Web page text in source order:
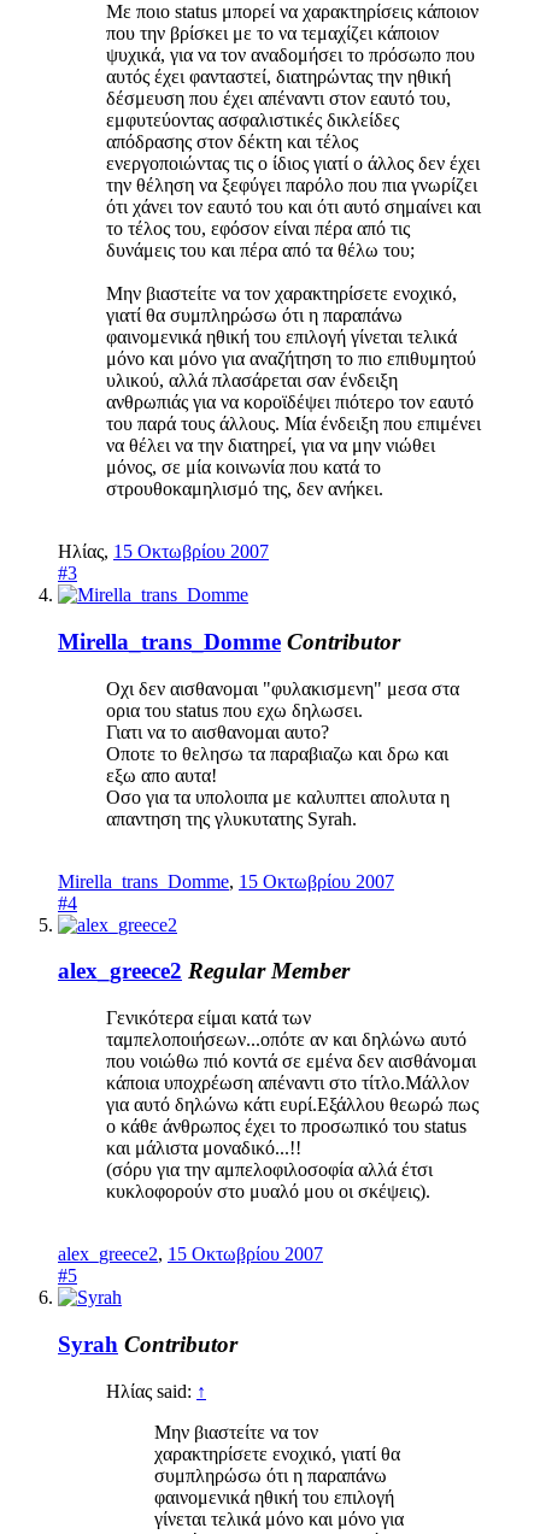
Με ποιο status μπορεί να χαρακτηρίσεις κάποιον
που την βρίσκει με το να τεμαχίζει κάποιον
ψυχικά, για να τον αναδομήσει το πρόσωπο που
αυτός έχει φανταστεί, διατηρώντας την ηθική
δέσμευση που έχει απέναντι στον εαυτό του,
εμφυτεύοντας ασφαλιστικές δικλείδες
απόδρασης στον δέκτη και τέλος
ενεργοποιώντας τις ο ίδιος γιατί ο άλλος δεν έχει
την θέληση να ξεφύγει παρόλο που πια γνωρίζει
ότι χάνει τον εαυτό του και ότι αυτό σημαίνει και
το τέλος του, εφόσον είναι πέρα από τις
δυνάμεις του και πέρα από τα θέλω του;
Μην βιαστείτε να τον χαρακτηρίσετε ενοχικό,
γιατί θα συμπληρώσω ότι η παραπάνω
φαινομενικά ηθική του επιλογή γίνεται τελικά
μόνο και μόνο για αναζήτηση το πιο επιθυμητού
υλικού, αλλά πλασάρεται σαν ένδειξη
ανθρωπιάς για να κοροϊδέψει πιότερο τον εαυτό
του παρά τους άλλους. Μία ένδειξη που επιμένει
να θέλει να την διατηρεί, για να μην νιώθει
μόνος, σε μία κοινωνία που κατά το
στρουθοκαμηλισμό της, δεν ανήκει.
Ηλίας, 15 Οκτωβρίου 2007
#3
Mirella_trans_Domme Contributor
Οχι δεν αισθανομαι "φυλακισμενη" μεσα στα
ορια του status που εχω δηλωσει.
Γιατι να το αισθανομαι αυτο?
Οποτε το θελησω τα παραβιαζω και δρω και
εξω απο αυτα!
Οσο για τα υπολοιπα με καλυπτει απολυτα η
απαντηση της γλυκυτατης Syrah.
Mirella_trans_Domme, 15 Οκτωβρίου 2007
#4
alex_greece2 Regular Member
Γενικότερα είμαι κατά των
ταμπελοποιήσεων...οπότε αν και δηλώνω αυτό
που νοιώθω πιό κοντά σε εμένα δεν αισθάνομαι
κάποια υποχρέωση απέναντι στο τίτλο.Μάλλον
για αυτό δηλώνω κάτι ευρί.Εξάλλου θεωρώ πως
ο κάθε άνθρωπος έχει το προσωπικό του status
και μάλιστα μοναδικό...!!
(σόρυ για την αμπελοφιλοσοφία αλλά έτσι
κυκλοφορούν στο μυαλό μου οι σκέψεις).
alex_greece2, 15 Οκτωβρίου 2007
#5
Syrah Contributor
Ηλίας said: ↑
Μην βιαστείτε να τον
χαρακτηρίσετε ενοχικό, γιατί θα
συμπληρώσω ότι η παραπάνω
φαινομενικά ηθική του επιλογή
γίνεται τελικά μόνο και μόνο για